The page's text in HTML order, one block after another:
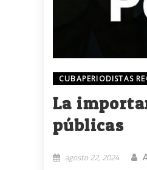
CUBAPERIODISTAS
La
públicas
agosto 22, 2024